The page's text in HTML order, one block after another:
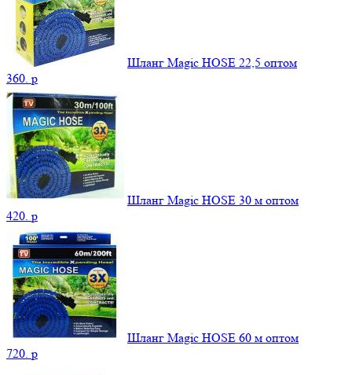
Шланг Magic HOSE 22,5 оптом
360. p
Шланг Magic HOSE 30 м оптом
420. p
Шланг Magic HOSE 60 м оптом
720. p